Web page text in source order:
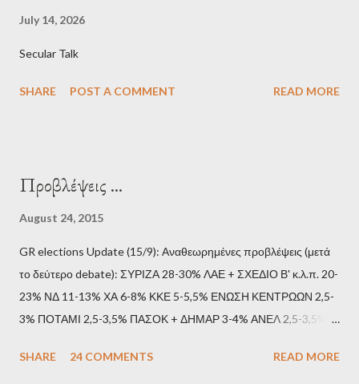
July 14, 2026
Secular Talk
SHARE POST A COMMENT READ MORE
Προβλέψεις ...
August 24, 2015
GR elections Update (15/9): Αναθεωρημένες προβλέψεις (μετά
το δεύτερο debate): ΣΥΡΙΖΑ 28-30% ΛΑΕ + ΣΧΕΔΙΟ Β' κ.λ.π. 20-
23% ΝΔ 11-13% ΧΑ 6-8% ΚΚΕ 5-5,5% ΕΝΩΣΗ ΚΕΝΤΡΩΩΝ 2,5-
3% ΠΟΤΑΜΙ 2,5-3,5% ΠΑΣΟΚ + ΔΗΜΑΡ 3-4% ΑΝΕΛ 2,5-3,5%
debate): ΣΥΡΙΖΑ 25-28% ΛΑΕ + ΣΧΕΔΙΟ Β' κ.λ.π. 20-23% ΝΔ
SHARE 24 COMMENTS READ MORE